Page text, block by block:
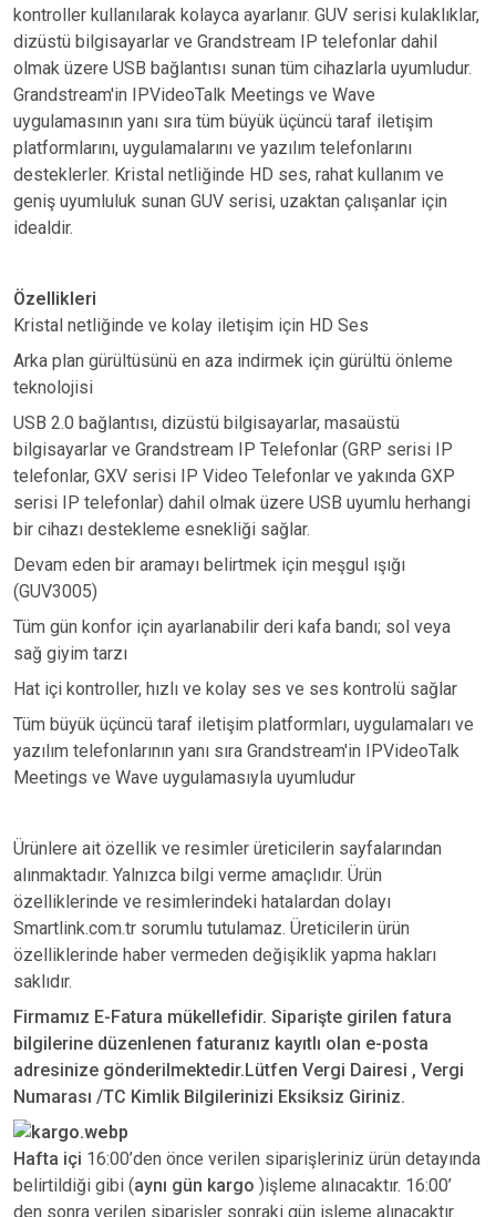
kontroller kullanılarak kolayca ayarlanır. GUV serisi kulaklıklar,
dizüstü bilgisayarlar ve Grandstream IP telefonlar dahil
olmak üzere USB bağlantısı sunan tüm cihazlarla uyumludur.
Grandstream'in IPVideoTalk Meetings ve Wave
uygulamasının yanı sıra tüm büyük üçüncü taraf iletişim
platformlarını, uygulamalarını ve yazılım telefonlarını
desteklerler. Kristal netliğinde HD ses, rahat kullanım ve
geniş uyumluluk sunan GUV serisi, uzaktan çalışanlar için
idealdir.
Özellikleri
Kristal netliğinde ve kolay iletişim için HD Ses
Arka plan gürültüsünü en aza indirmek için gürültü önleme
teknolojisi
USB 2.0 bağlantısı, dizüstü bilgisayarlar, masaüstü
bilgisayarlar ve Grandstream IP Telefonlar (GRP serisi IP
telefonlar, GXV serisi IP Video Telefonlar ve yakında GXP
serisi IP telefonlar) dahil olmak üzere USB uyumlu herhangi
bir cihazı destekleme esnekliği sağlar.
Devam eden bir aramayı belirtmek için meşgul ışığı
(GUV3005)
Tüm gün konfor için ayarlanabilir deri kafa bandı; sol veya
sağ giyim tarzı
Hat içi kontroller, hızlı ve kolay ses ve ses kontrolü sağlar
Tüm büyük üçüncü taraf iletişim platformları, uygulamaları ve
yazılım telefonlarının yanı sıra Grandstream'in IPVideoTalk
Meetings ve Wave uygulamasıyla uyumludur
Ürünlere ait özellik ve resimler üreticilerin sayfalarından
alınmaktadır. Yalnızca bilgi verme amaçlıdır. Ürün
özelliklerinde ve resimlerindeki hatalardan dolayı
Smartlink.com.tr sorumlu tutulamaz. Üreticilerin ürün
özelliklerinde haber vermeden değişiklik yapma hakları
saklıdır.
Firmamız E-Fatura mükellefidir. Siparişte girilen fatura
bilgilerine düzenlenen faturanız kayıtlı olan e-posta
adresinize gönderilmektedir.Lütfen Vergi Dairesi , Vergi
Numarası /TC Kimlik Bilgilerinizi Eksiksiz Giriniz.
Hafta içi 16:00’den önce verilen siparişleriniz ürün detayında
belirtildiği gibi (aynı gün kargo )işleme alınacaktır. 16:00’
den sonra verilen siparişler sonraki gün işleme alınacaktır.